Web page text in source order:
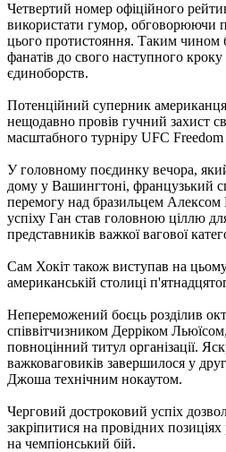
Четвертий номер офіційного
використати гумор, обговорюючи
цього протистояння. Таким чином
фанатів до свого наступного кроку
єдиноборств.
Потенційний суперник
нещодавно провів гучний захист
масштабного турніру UFC Freedom
У головному поєдинку вечора,
дому у Вашингтоні, французький
перемогу над бразильцем
успіху Ган став головною ціллю
представників важкої вагової
Сам Хокіт також виступав на
американській столиці
Непереможений боєць розділив
співвітчизником Дерріком
повноцінний титул організації.
важковаговиків завершилося у
Джоша технічним нокаутом.
Черговий достроковий успіх
закріпитися на провідних
на чемпіонський бій.